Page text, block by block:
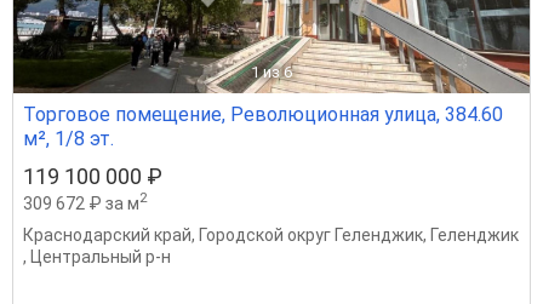
1 из 6
Торговое помещение, Революционная улица, 384.60
м², 1/8 эт.
119 100 000 ₽
309 672 ₽ за м2
Краснодарский край, Городской округ Геленджик, Геленджик
, Центральный р-н